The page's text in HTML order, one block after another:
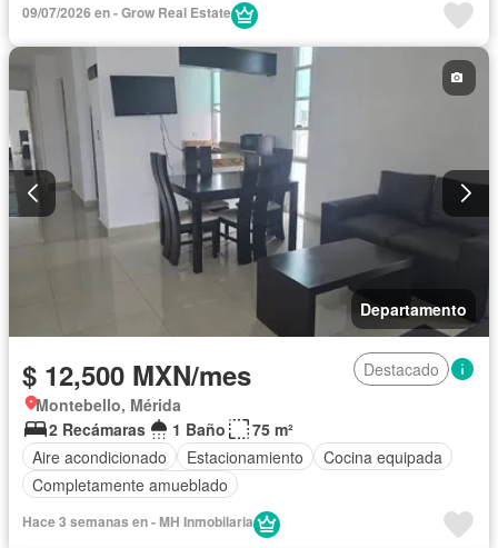
09/07/2026 en - Grow Real Estate
Departamento
$ 12,500 MXN/mes
Destacado
Montebello, Mérida
2 Recámaras
1 Baño
75 m²
Aire acondicionado
Estacionamiento
Cocina equipada
Completamente amueblado
Hace 3 semanas en - MH Inmobilaria